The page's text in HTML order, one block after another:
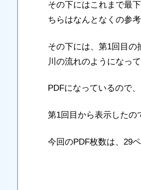
その下にはこれまで最
ちらはなんとなくの参考
その下には、第1回目
川の流れのようになって
PDFになっているので
第1回目から表示したの
今回のPDF枚数は、29ペ